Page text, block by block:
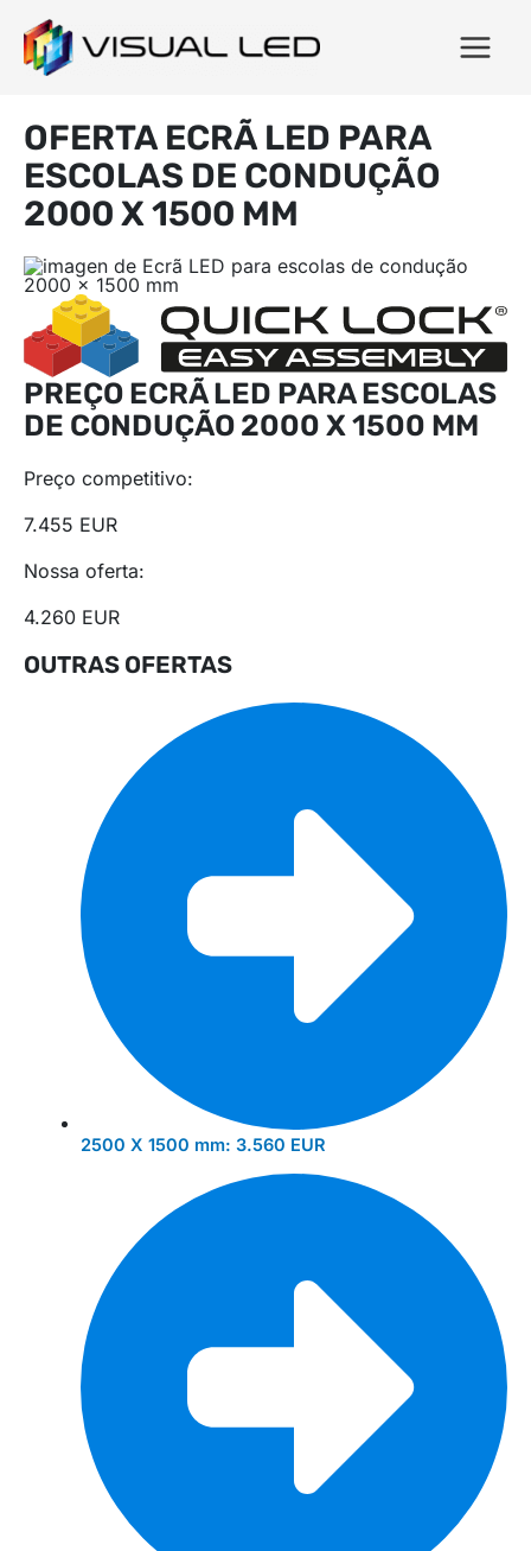
OFERTA ECRÃ LED PARA
ESCOLAS DE CONDUÇÃO
2000 X 1500 MM
PREÇO ECRÃ LED PARA ESCOLAS
DE CONDUÇÃO 2000 X 1500 MM
Preço competitivo:
7.455 EUR
Nossa oferta:
4.260 EUR
OUTRAS OFERTAS
2500 X 1500 mm: 3.560 EUR